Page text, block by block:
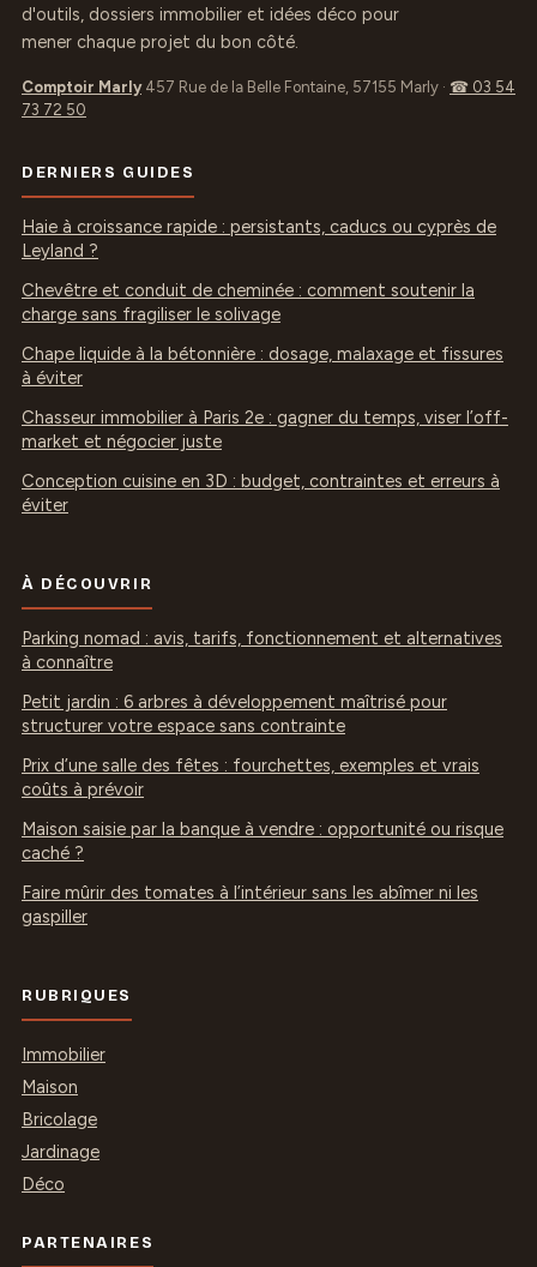
d'outils, dossiers immobilier et idées déco pour
mener chaque projet du bon côté.
Comptoir Marly 457 Rue de la Belle Fontaine, 57155 Marly · ☎ 03 54
73 72 50
DERNIERS GUIDES
Haie à croissance rapide : persistants, caducs ou cyprès de
Leyland ?
Chevêtre et conduit de cheminée : comment soutenir la
charge sans fragiliser le solivage
Chape liquide à la bétonnière : dosage, malaxage et fissures
à éviter
Chasseur immobilier à Paris 2e : gagner du temps, viser l’off-
market et négocier juste
Conception cuisine en 3D : budget, contraintes et erreurs à
éviter
À DÉCOUVRIR
Parking nomad : avis, tarifs, fonctionnement et alternatives
à connaître
Petit jardin : 6 arbres à développement maîtrisé pour
structurer votre espace sans contrainte
Prix d’une salle des fêtes : fourchettes, exemples et vrais
coûts à prévoir
Maison saisie par la banque à vendre : opportunité ou risque
caché ?
Faire mûrir des tomates à l’intérieur sans les abîmer ni les
gaspiller
RUBRIQUES
Immobilier
Maison
Bricolage
Jardinage
Déco
PARTENAIRES